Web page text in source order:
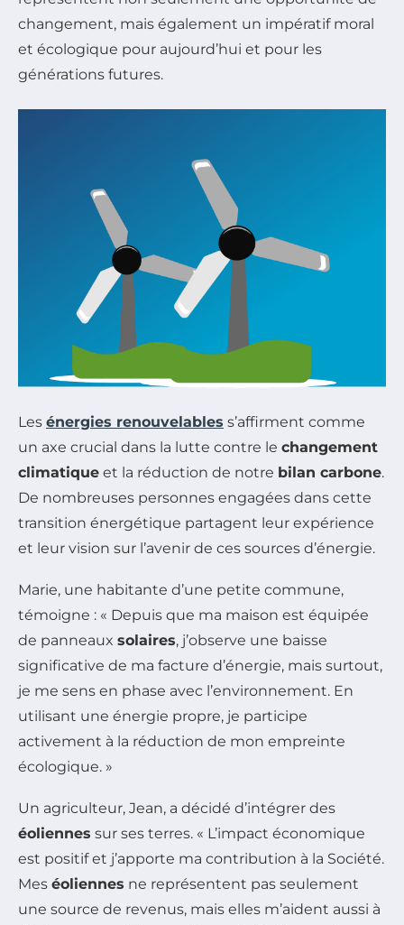
changement, mais également un impératif moral
et écologique pour aujourd’hui et pour les
générations futures.
Les énergies renouvelables s’affirment comme
un axe crucial dans la lutte contre le changement
climatique et la réduction de notre bilan carbone.
De nombreuses personnes engagées dans cette
transition énergétique partagent leur expérience
et leur vision sur l’avenir de ces sources d’énergie.
Marie, une habitante d’une petite commune,
témoigne : « Depuis que ma maison est équipée
de panneaux solaires, j’observe une baisse
significative de ma facture d’énergie, mais surtout,
je me sens en phase avec l’environnement. En
utilisant une énergie propre, je participe
activement à la réduction de mon empreinte
écologique. »
Un agriculteur, Jean, a décidé d’intégrer des
éoliennes sur ses terres. « L’impact économique
est positif et j’apporte ma contribution à la Société.
Mes éoliennes ne représentent pas seulement
une source de revenus, mais elles m’aident aussi à